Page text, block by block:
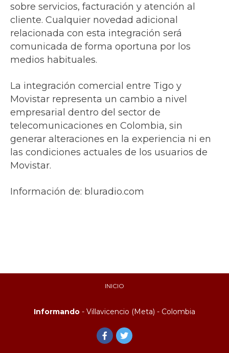
sobre servicios, facturación y atención al
cliente. Cualquier novedad adicional
relacionada con esta integración será
comunicada de forma oportuna por los
medios habituales.
La integración comercial entre Tigo y
Movistar representa un cambio a nivel
empresarial dentro del sector de
telecomunicaciones en Colombia, sin
generar alteraciones en la experiencia ni en
las condiciones actuales de los usuarios de
Movistar.
Información de: bluradio.com
INICIO
Informando - Villavicencio (Meta) - Colombia